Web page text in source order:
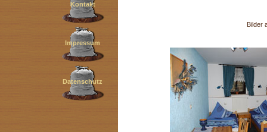
Kontakt
Impressum
Datenschutz
Bilder